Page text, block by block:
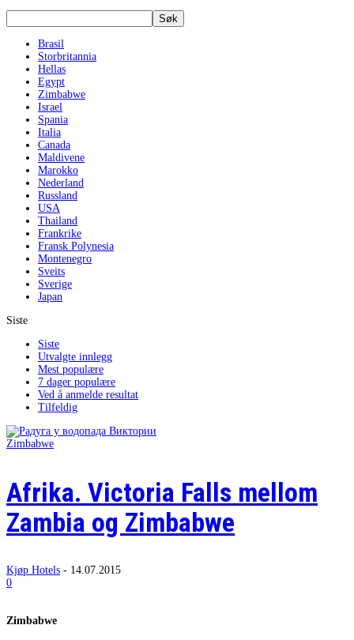
Brasil
Storbritannia
Hellas
Egypt
Zimbabwe
Israel
Spania
Italia
Canada
Maldivene
Marokko
Nederland
Russland
USA
Thailand
Frankrike
Fransk Polynesia
Montenegro
Sveits
Sverige
Japan
Siste
Siste
Utvalgte innlegg
Mest populære
7 dager populære
Ved å anmelde resultat
Tilfeldig
Zimbabwe
Afrika. Victoria Falls mellom
Zambia og Zimbabwe
Kjøp Hotels - 14.07.2015
0
Zimbabwe